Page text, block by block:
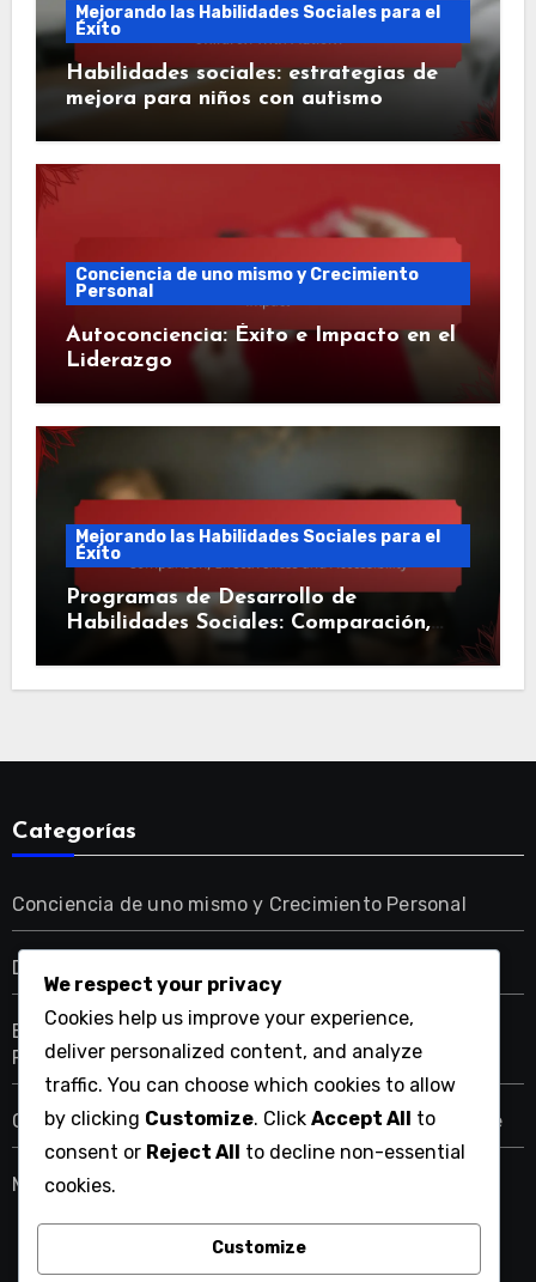
Mejorando las Habilidades Sociales para el
Éxito
Habilidades sociales: estrategias de
mejora para niños con autismo
Conciencia de uno mismo y Crecimiento
Personal
Autoconciencia: Éxito e Impacto en el
Liderazgo
Mejorando las Habilidades Sociales para el
Éxito
Programas de Desarrollo de
Habilidades Sociales: Comparación,
Categorías
Conciencia de uno mismo y Crecimiento Personal
Desarrollo de Habilidades de Empatía
El Impacto de la Inteligencia Emocional en las
Relaciones
Gestionando Reacciones Emocionales Efectivamente
Mejorando las Habilidades Sociales para el Éxito
We respect your privacy
Cookies help us improve your experience,
deliver personalized content, and analyze
traffic. You can choose which cookies to allow
by clicking Customize. Click Accept All to
consent or Reject All to decline non-essential
cookies.
Customize